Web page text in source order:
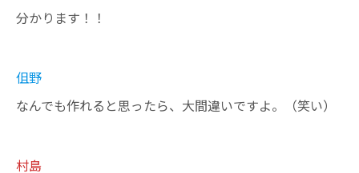
分かります！！
伹野
なんでも作れると思ったら、大間違いですよ。（笑い）
村島